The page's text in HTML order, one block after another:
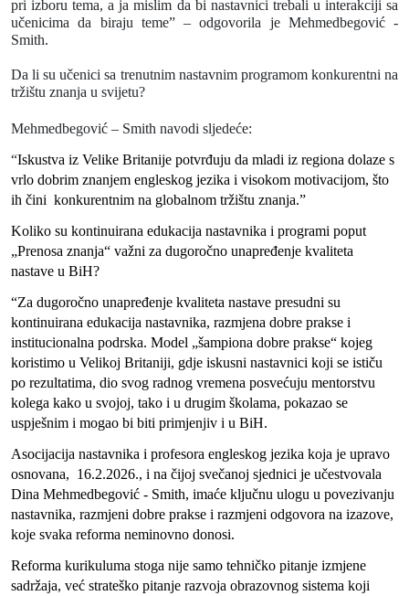
pri izboru tema, a ja mislim da bi nastavnici trebali u interakciji sa
učenicima da biraju teme” –odgovorila je Mehmedbegović -
Smith.
Da li su učenici sa trenutnim nastavnim programom konkurentni na
tržištu znanja u svijetu?
Mehmedbegović – Smith navodi sljedeće:
“Iskustva iz Velike Britanije potvrđuju da mladi iz regiona dolaze s
vrlo dobrim znanjem engleskog jezika i visokom motivacijom, što
ih čini konkurentnim na globalnom tržištu znanja.”
Koliko su kontinuirana edukacija nastavnika i programi poput
„Prenosa znanja“ važni za dugoročno unapređenje kvaliteta
nastave u BiH?
“Za dugoročno unapređenje kvaliteta nastave presudni su
kontinuirana edukacija nastavnika, razmjena dobre prakse i
institucionalna podrska. Model „šampiona dobre prakse“ kojeg
koristimo u Velikoj Britaniji, gdje iskusni nastavnici koji se ističu
po rezultatima, dio svog radnog vremena posvećuju mentorstvu
kolega kako u svojoj, tako i u drugim školama, pokazao se
uspješnim i mogao bi biti primjenjiv i u BiH.
Asocijacija nastavnika i profesora engleskog jezika koja je upravo
osnovana, 16.2.2026., i na čijoj svečanoj sjednici je učestvovala
Dina Mehmedbegović - Smith, imaće ključnu ulogu u povezivanju
nastavnika, razmjeni dobre prakse i razmjeni odgovora na izazove,
koje svaka reforma neminovno donosi.
Reforma kurikuluma stoga nije samo tehničko pitanje izmjene
sadržaja, već strateško pitanje razvoja obrazovnog sistema koji